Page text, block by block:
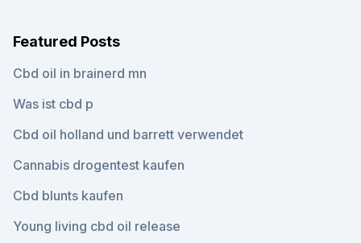
Featured Posts
Cbd oil in brainerd mn
Was ist cbd p
Cbd oil holland und barrett verwendet
Cannabis drogentest kaufen
Cbd blunts kaufen
Young living cbd oil release